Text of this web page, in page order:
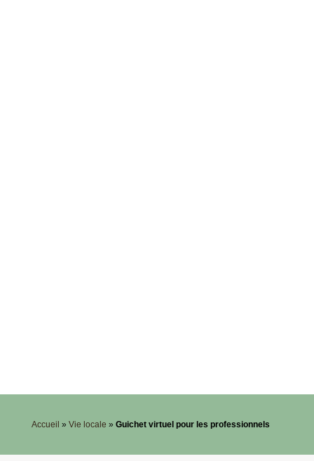
Accueil » Vie locale » Guichet virtuel pour les professionnels